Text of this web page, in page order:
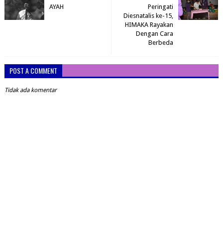
Peringati
Diesnatalis ke-15,
HIMAKA Rayakan
Dengan Cara
Berbeda
AYAH
POST A COMMENT
Tidak ada komentar